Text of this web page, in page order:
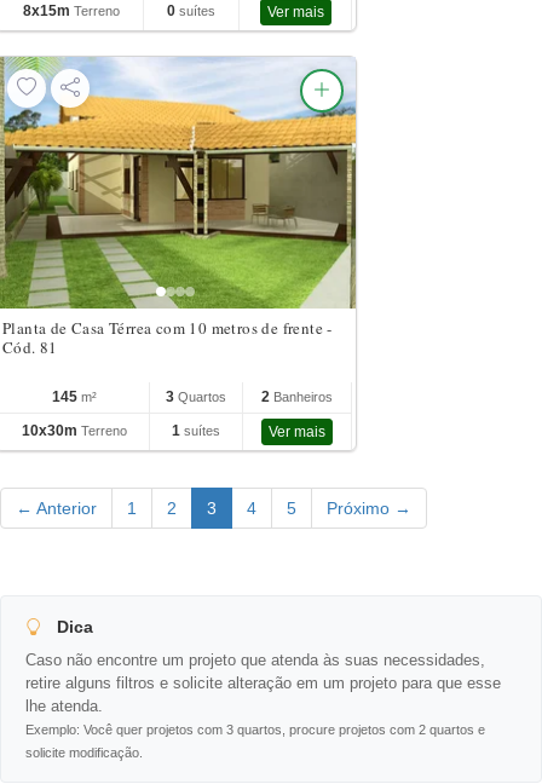
8x15m Terreno 0 suítes Ver mais
Planta de Casa Térrea com 10 metros de frente -
Cód. 81
145 m² 3 Quartos 2 Banheiros
10x30m Terreno 1 suítes Ver mais
← Anterior 1 2 3 4 5 Próximo →
Dica
Caso não encontre um projeto que atenda às suas necessidades,
retire alguns filtros e solicite alteração em um projeto para que esse
lhe atenda.
Exemplo: Você quer projetos com 3 quartos, procure projetos com 2 quartos e
solicite modificação.